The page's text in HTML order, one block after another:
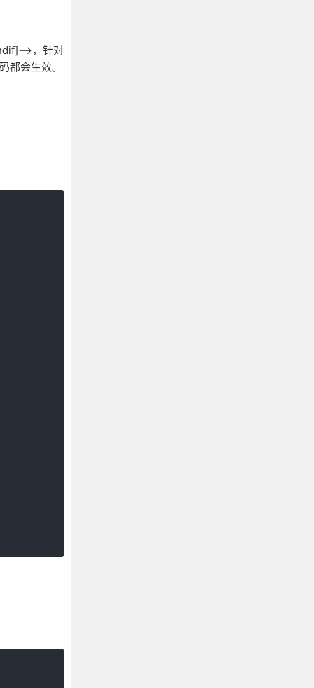
>，针对
会生效。